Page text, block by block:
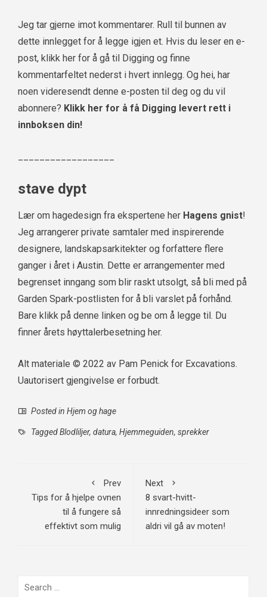
Jeg tar gjerne imot kommentarer. Rull til bunnen av
dette innlegget for å legge igjen et. Hvis du leser en e-
post, klikk her for å gå til Digging og finne
kommentarfeltet nederst i hvert innlegg. Og hei, har
noen videresendt denne e-posten til deg og du vil
abonnere? Klikk her for å få Digging levert rett i
innboksen din!
stave dypt
Lær om hagedesign fra ekspertene her Hagens gnist!
Jeg arrangerer private samtaler med inspirerende
designere, landskapsarkitekter og forfattere flere
ganger i året i Austin. Dette er arrangementer med
begrenset inngang som blir raskt utsolgt, så bli med på
Garden Spark-postlisten for å bli varslet på forhånd.
Bare klikk på denne linken og be om å legge til. Du
finner årets høyttalerbesetning her.
Alt materiale © 2022 av Pam Penick for Excavations.
Uautorisert gjengivelse er forbudt.
Posted in Hjem og hage
TaggedBlodliljer, datura, Hjemmeguiden, sprekker
Prev
Tips for å hjelpe ovnen
til å fungere så
effektivt som mulig
Next
8 svart-hvitt-
innredningsideer som
aldri vil gå av moten!
Search